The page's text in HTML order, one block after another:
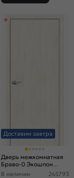
Доставим завтра
Дверь межкомнатная
Браво-0 Экошпон
Nordic Oak, глухая, без
В наличии 245793